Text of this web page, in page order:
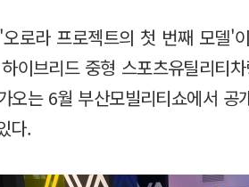
로라 프로젝트의 첫 번째 모델'
이브리드 중형 스포츠유틸리티
오는 6월 부산모빌리티쇼에서
다.